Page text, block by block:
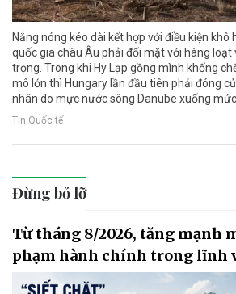
Nắng nóng kéo dài kết hợp với điều kiện khô
quốc gia châu Âu phải đối mặt với hàng
trọng. Trong khi Hy Lạp gồng mình khống
mô lớn thì Hungary lần đầu tiên phải đóng
nhân do mực nước sông Danube xuống
Tin Quốc tế
Đừng bỏ lỡ
Từ tháng 8/2026, tăng mạnh
phạm hành chính trong lĩnh